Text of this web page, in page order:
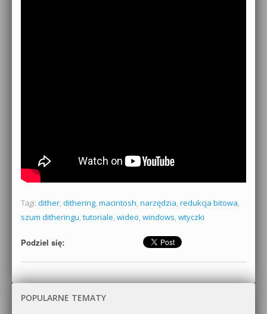
Tagi: dither, dithering, macintosh, narzędzia, redukcja bitowa,
szum ditheringu, tutoriale, wideo, windows, wtyczki
Podziel się:
POPULARNE TEMATY